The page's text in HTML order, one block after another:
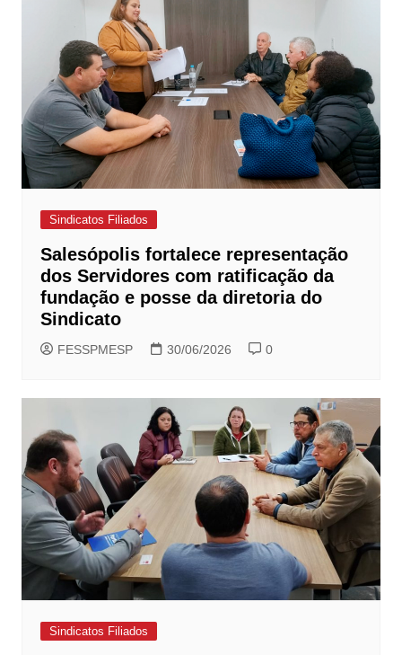
Sindicatos Filiados
Salesópolis fortalece representação
dos Servidores com ratificação da
fundação e posse da diretoria do
Sindicato
FESSPMESP 30/06/2026 0
Sindicatos Filiados